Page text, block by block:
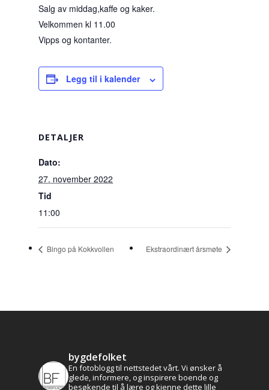
Salg av middag,kaffe og kaker.
Velkommen kl 11.00
Vipps og kontanter.
Legg til i kalender
DETALJER
Dato:
27. november 2022
Tid
11:00
Bingo på Kokkvollen Ekstraordinært årsmøte
bygdefolket
En fotoblogg til nettstedet vårt. Vi ønsker å
glede, informere, og inspirere boende og
besøkende til å lære og kjenne dette lille